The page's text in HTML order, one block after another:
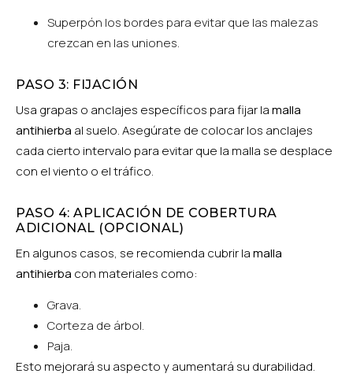
Superpón los bordes para evitar que las malezas
crezcan en las uniones.
PASO 3: FIJACIÓN
Usa grapas o anclajes específicos para fijar lamalla
antihierba al suelo. Asegúrate de colocar los anclajes
cada cierto intervalo para evitar que la malla se desplace
con el viento o el tráfico.
PASO 4: APLICACIÓN DE COBERTURA
ADICIONAL (OPCIONAL)
En algunos casos, se recomienda cubrir lamalla
antihierba con materiales como:
Grava.
Corteza de árbol.
Paja.
Esto mejorará su aspecto y aumentará su durabilidad.